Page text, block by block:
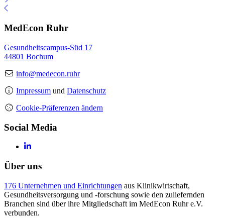
MedEcon Ruhr
Gesundheitscampus-Süd 17
44801 Bochum
info@medecon.ruhr
Impressum und Datenschutz
Cookie-Präferenzen ändern
Social Media
Über uns
176 Unternehmen und Einrichtungen aus Klinikwirtschaft,
Gesundheitsversorgung und -forschung sowie den zuliefernden
Branchen sind über ihre Mitgliedschaft im MedEcon Ruhr e.V.
verbunden.